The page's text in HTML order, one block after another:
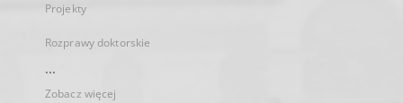
Projekty
Rozprawy doktorskie
...
Zobacz więcej